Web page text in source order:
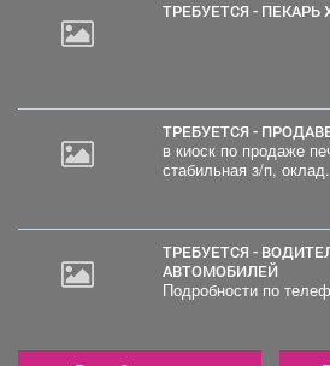
ТРЕБУЕТСЯ - ПЕКАРЬ
ТРЕБУЕТСЯ -
в киоск по продаже
стабильная з/п,
ТРЕБУЕТСЯ - ВОДИТЕЛЬ ГРУЗОВЫХ
АВТОМОБИЛЕЙ
Подробности по